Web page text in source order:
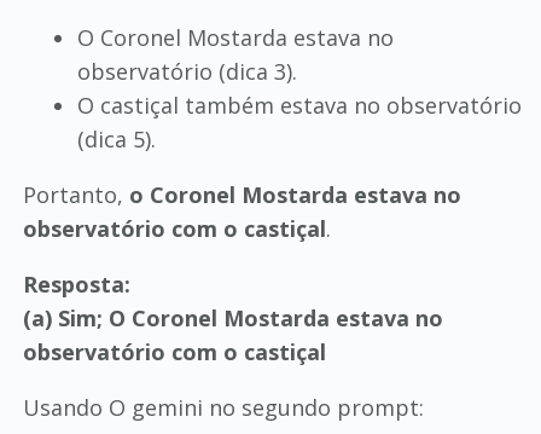
O Coronel Mostarda estava no
observatório (dica 3).
O castiçal também estava no observatório
(dica 5).
Portanto, o Coronel Mostarda estava no
observatório com o castiçal.
Resposta:
(a) Sim; O Coronel Mostarda estava no
observatório com o castiçal
Usando O gemini no segundo prompt: